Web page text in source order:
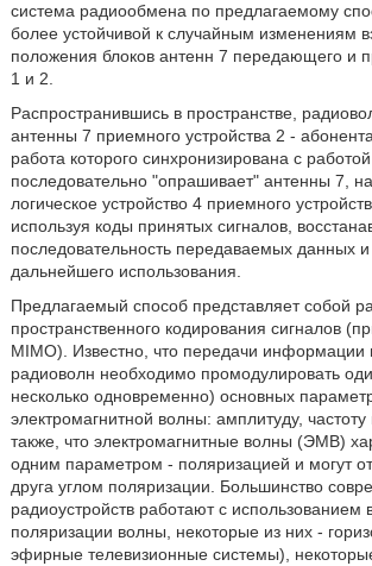
система радиообмена по предлагаемому
более устойчивой к случайным изменениям
положения блоков антенн 7 передающего и
1 и 2.
Распространившись в пространстве,
антенны 7 приемного устройства 2 -
работа которого синхронизирована с
последовательно "опрашивает" антенны 7,
логическое устройство 4 приемного
используя коды принятых сигналов,
последовательность передаваемых данных
дальнейшего использования.
Предлагаемый способ представляет собой
пространственного кодирования сигналов
MIMO). Известно, что передачи
радиоволн необходимо промодулировать
несколько одновременно) основных
электромагнитной волны: амплитуду,
также, что электромагнитные волны (ЭМВ)
одним параметром - поляризацией и могут
друга углом поляризации. Большинство
радиоустройств работают с использованием
поляризации волны, некоторые из них -
эфирные телевизионные системы),